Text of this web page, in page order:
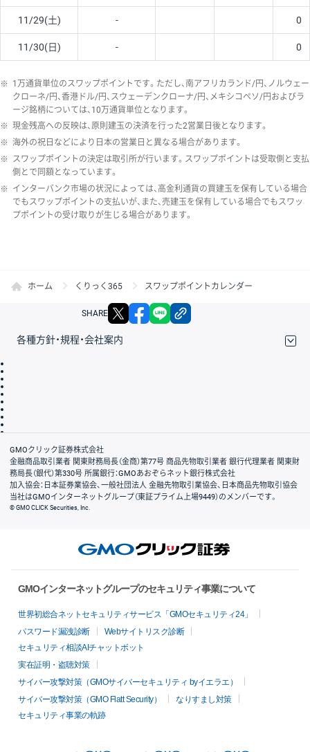
11/29(土) - 0
11/30(日) - 0
※ 1万通貨単位のスワップポイントです。ただし、南アフリカランド/円、ノルウェー
クローネ/円、香港ドル/円、スウェーデンクローナ/円、メキシコペソ/円およびラ
ージ銘柄については、10万通貨単位となります。
※ 現金残高への反映は、原則建玉の決済を行った2営業日後となります。
※ 海外の祝日などにより日本の営業日と異なる場合があります。
※ スワップポイントの決定は取引所が行います。スワップポイントは受取側と支払
側とで同額となっています。
※ インターバンク市場の状況によっては、高金利通貨の買建玉を保有している場合
でもスワップポイントの支払いが、また、売建玉を保有している場合でもスワッ
プポイントの受け取りが生じる場合があります。
ホーム くりっく365 スワップポイントカレンダー
SHARE X facebook
各種方針・規程・会社案内
会社案内
GMOクリック証券株式会社
金融商品取引業者 関東財務局長（金商）第77号 商品先物取引業者 銀行代理業者 関東財
務局長（銀代）第330号 所属銀行：GMOあおぞらネット銀行株式会社
加入協会：日本証券業協会、一般社団法人 金融先物取引業協会、日本商品先物取引協会
当社はGMOインターネットグループ（東証プライム上場9449）のメンバーです。
© GMO CLICK Securities, Inc.
GMOインターネットグループのセキュリティ事業について
世界初総合ネットセキュリティサービス「GMOセキュリティ24」
パスワード漏洩診断
Webサイトリスク診断
セキュリティ相談AIチャットボット
実在証明・盗聴対策
サイバー攻撃対策（GMOサイバーセキュリティ byイエラエ）
サイバー攻撃対策（GMO Flatt Security）
なりすまし対策
セキュリティ事業の軌跡